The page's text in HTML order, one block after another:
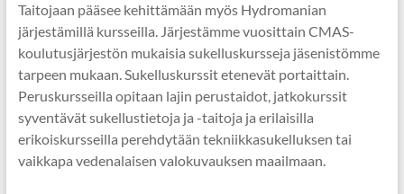
Taitojaan pääsee kehittämään myös Hydromanian
järjestämillä kursseilla. Järjestämme vuosittain CMAS-
koulutusjärjestön mukaisia sukelluskursseja jäsenistömme
tarpeen mukaan. Sukelluskurssit etenevät portaittain.
Peruskursseilla opitaan lajin perustaidot, jatkokurssit
syventävät sukellustietoja ja -taitoja ja erilaisilla
erikoiskursseilla perehdytään tekniikkasukelluksen tai
vaikkapa vedenalaisen valokuvauksen maailmaan.